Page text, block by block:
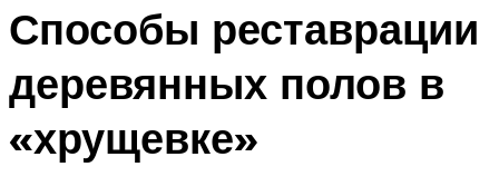
Способы реставрации
деревянных полов в
«хрущевке»